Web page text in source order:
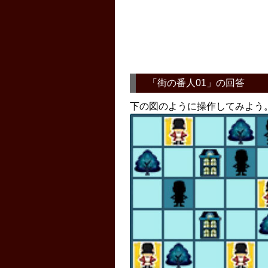
「 街の番人01 」の回答
下の図のように操作してみよう